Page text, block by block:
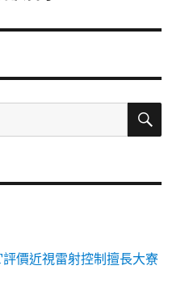
搜
價近視雷射控制擅長大寮